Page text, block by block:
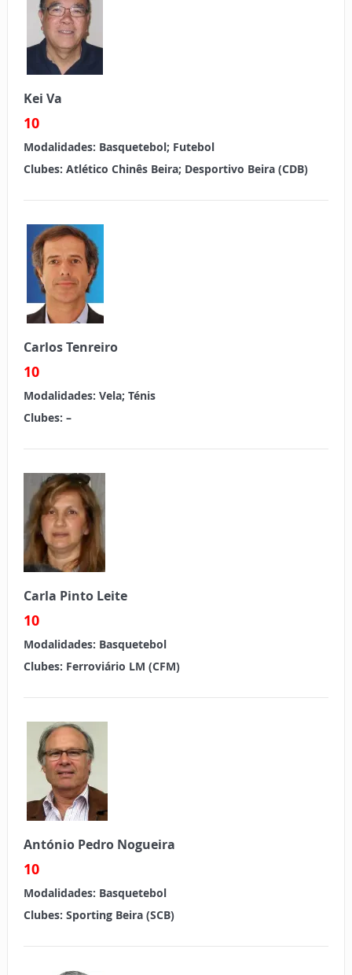
Kei Va
10
Modalidades: Basquetebol; Futebol
Clubes: Atlético Chinês Beira; Desportivo Beira (CDB)
Carlos Tenreiro
10
Modalidades: Vela; Ténis
Clubes: –
Carla Pinto Leite
10
Modalidades: Basquetebol
Clubes: Ferroviário LM (CFM)
António Pedro Nogueira
10
Modalidades: Basquetebol
Clubes: Sporting Beira (SCB)